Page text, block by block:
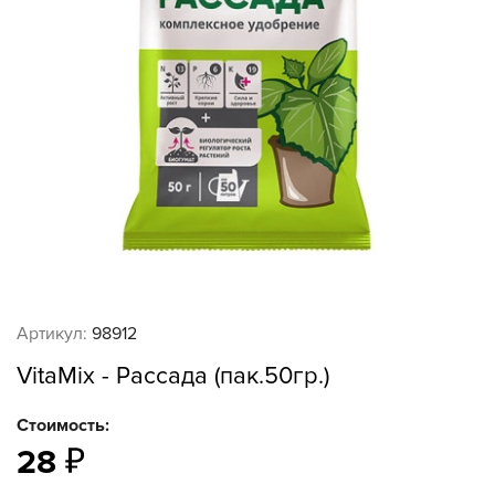
Артикул: 98912
VitaMix - Рассада (пак.50гр.)
Стоимость:
28